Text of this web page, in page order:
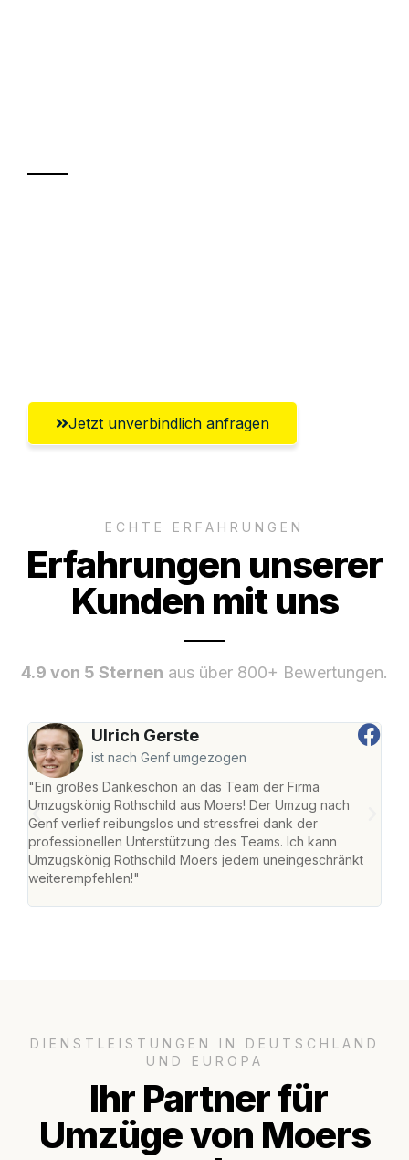
Jetzt unverbindlich anfragen
ECHTE ERFAHRUNGEN
Erfahrungen unserer
Kunden mit uns
4.9 von 5 Sternen aus über 800+ Bewertungen.
Ulrich Gerste
ist nach Genf umgezogen
"Ein großes Dankeschön an das Team der Firma
Umzugskönig Rothschild aus Moers! Der Umzug nach
Genf verlief reibungslos und stressfrei dank der
professionellen Unterstützung des Teams. Ich kann
Umzugskönig Rothschild Moers jedem uneingeschränkt
weiterempfehlen!"
DIENSTLEISTUNGEN IN DEUTSCHLAND
UND EUROPA
Ihr Partner für
Umzüge von Moers